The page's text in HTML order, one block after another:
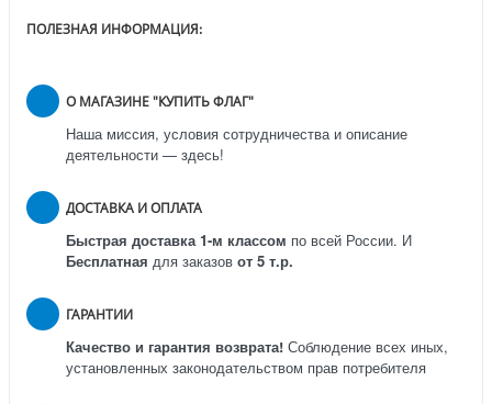
ПОЛЕЗНАЯ ИНФОРМАЦИЯ:
О МАГАЗИНЕ "КУПИТЬ ФЛАГ"
Наша миссия, условия сотрудничества и описание
деятельности — здесь!
ДОСТАВКА И ОПЛАТА
Быстрая доставка 1-м классом по всей России. И
Бесплатная для заказов от 5 т.р.
ГАРАНТИИ
Качество и гарантия возврата! Соблюдение всех иных,
установленных законодательством прав потребителя